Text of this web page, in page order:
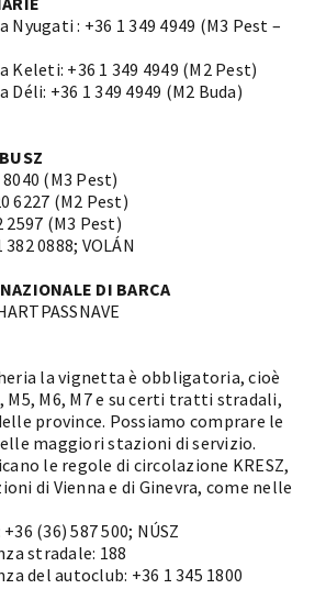
: +36 1 349 4949 (M3 Pest –
Keleti: +36 1 349 4949 (M2 Pest)
+36 1 349 4949 (M2 Buda)
(M3 Pest)
6227 (M2 Pest)
2597 (M3 Pest)
0888; VOLÁN
DI BARCA
la vignetta è obbligatoria, cioè
M5, M6, M7 e su certi tratti stradali,
province. Possiamo comprare le
maggiori stazioni di servizio.
le regole di circolazione KRESZ,
di Vienna e di Ginevra, come nelle
(36) 587 500; NÚSZ
stradale: 188
del autoclub: +36 1 345 1800